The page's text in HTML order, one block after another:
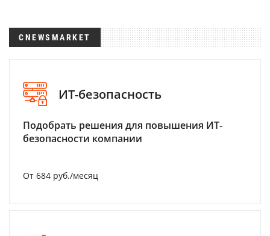
CNEWSMARKET
ИТ-безопасность
Подобрать решения для повышения ИТ-
безопасности компании
От 684 руб./месяц